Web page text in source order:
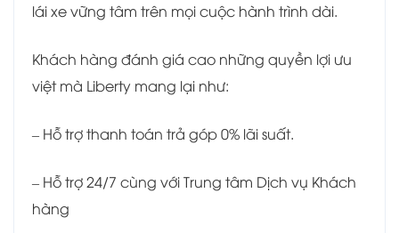
lái xe vững tâm trên mọi cuộc hành trình dài.
Khách hàng đánh giá cao những quyền lợi ưu
việt mà Liberty mang lại như:
– Hỗ trợ thanh toán trả góp 0% lãi suất​.
– Hỗ trợ 24/7 cùng với Trung tâm Dịch vụ Khách
hàng